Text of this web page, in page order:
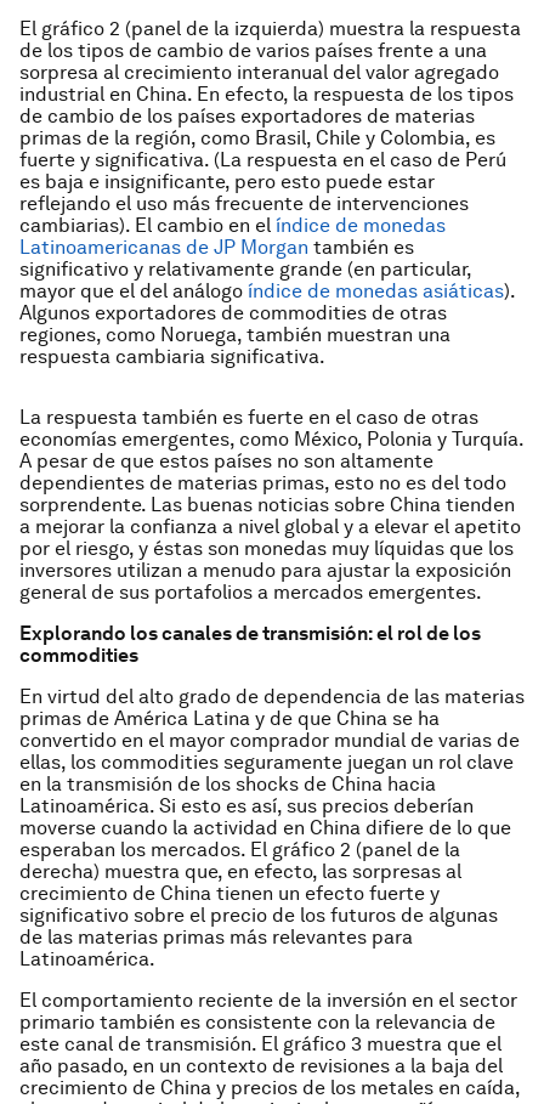
El gráfico 2 (panel de la izquierda) muestra la respuesta
de los tipos de cambio de varios países frente a una
sorpresa al crecimiento interanual del valor agregado
industrial en China. En efecto, la respuesta de los tipos
de cambio de los países exportadores de materias
primas de la región, como Brasil, Chile y Colombia, es
fuerte y significativa. (La respuesta en el caso de Perú
es baja e insignificante, pero esto puede estar
reflejando el uso más frecuente de intervenciones
cambiarias). El cambio en el índice de monedas
Latinoamericanas de JP Morgan también es
significativo y relativamente grande (en particular,
mayor que el del análogo índice de monedas asiáticas).
Algunos exportadores de commodities de otras
regiones, como Noruega, también muestran una
respuesta cambiaria significativa.
La respuesta también es fuerte en el caso de otras
economías emergentes, como México, Polonia y Turquía.
A pesar de que estos países no son altamente
dependientes de materias primas, esto no es del todo
sorprendente. Las buenas noticias sobre China tienden
a mejorar la confianza a nivel global y a elevar el apetito
por el riesgo, y éstas son monedas muy líquidas que los
inversores utilizan a menudo para ajustar la exposición
general de sus portafolios a mercados emergentes.
Explorando los canales de transmisión: el rol de los
commodities
En virtud del alto grado de dependencia de las materias
primas de América Latina y de que China se ha
convertido en el mayor comprador mundial de varias de
ellas, los commodities seguramente juegan un rol clave
en la transmisión de los shocks de China hacia
Latinoamérica. Si esto es así, sus precios deberían
moverse cuando la actividad en China difiere de lo que
esperaban los mercados. El gráfico 2 (panel de la
derecha) muestra que, en efecto, las sorpresas al
crecimiento de China tienen un efecto fuerte y
significativo sobre el precio de los futuros de algunas
de las materias primas más relevantes para
Latinoamérica.
El comportamiento reciente de la inversión en el sector
primario también es consistente con la relevancia de
este canal de transmisión. El gráfico 3 muestra que el
año pasado, en un contexto de revisiones a la baja del
crecimiento de China y precios de los metales en caída,